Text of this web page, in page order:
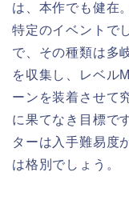
は、本作でも健在
特定のイベントで
で、その種類は多
を収集し、レベル
ーンを装着させて
に果てなき目標で
ターは入手難易度
は格別でしょう。